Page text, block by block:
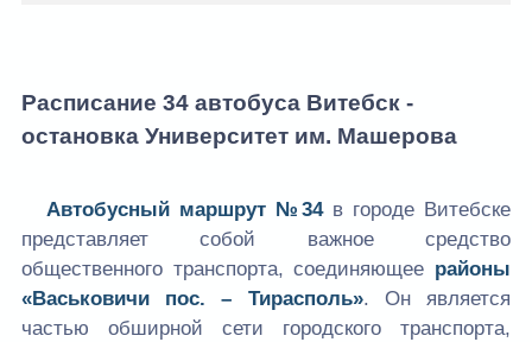
Расписание 34 автобуса Витебск -
остановка Университет им. Машерова
Автобусный маршрут №34в городе Витебске
представляет собой важное средство
общественного транспорта, соединяющее районы
«Васьковичи пос. – Тирасполь». Он является
частью обширной сети городского транспорта,